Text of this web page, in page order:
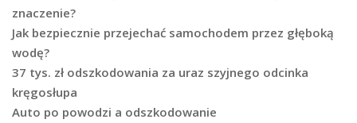
znaczenie?
Jak bezpiecznie przejechać samochodem przez głęboką
wodę?
37 tys. zł odszkodowania za uraz szyjnego odcinka
kręgosłupa
Auto po powodzi a odszkodowanie